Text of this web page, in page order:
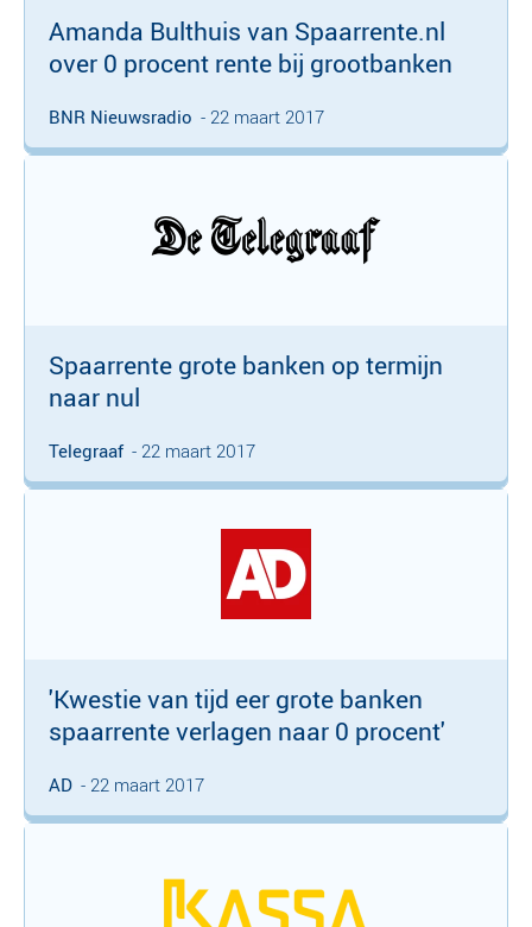
Amanda Bulthuis van Spaarrente.nl
over 0 procent rente bij grootbanken
BNR Nieuwsradio - 22 maart 2017
Spaarrente grote banken op termijn
naar nul
Telegraaf - 22 maart 2017
'Kwestie van tijd eer grote banken
spaarrente verlagen naar 0 procent'
AD - 22 maart 2017